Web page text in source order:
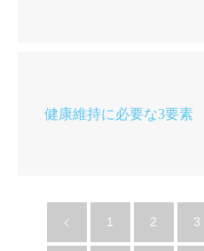
健康維持に必要な3要素
1 2 3